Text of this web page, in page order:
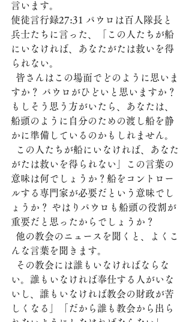
言います。
使徒言行録27:31 パウロは百人隊長と
兵士たちに言った、「この人たちが船
にいなければ、あなたがたは救いを得
られない。
すか？ パウロがひどいと思いますか？
もしそう思う方がいたら、あなたは、
船頭のように自分のための渡し船を静
かに準備しているのかもしれません。
がたは救いを得られない」この言葉の
意味は何でしょうか？船をコントロー
ルする専門家が必要だという意味でし
ょうか？ やはりパウロも船頭の役割が
重要だと思ったからでしょうか？
んな言葉を聞きます。
い。誰もいなければ奉仕する人がいな
いし、誰もいなければ教会の財政が苦
しくなる」「だから誰も教会から出ら